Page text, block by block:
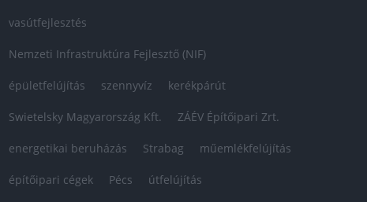
vasútfejlesztés
Nemzeti Infrastruktúra Fejlesztő (NIF)
épületfelújítás szennyvíz kerékpárút
Swietelsky Magyarország Kft. ZÁÉV Építőipari Zrt.
energetikai beruházás Strabag műemlékfelújítás
építőipari cégek Pécs útfelújítás